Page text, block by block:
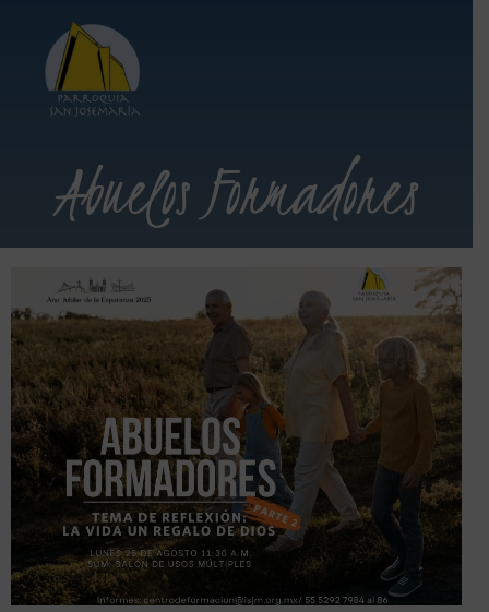
Abuelos Formadores